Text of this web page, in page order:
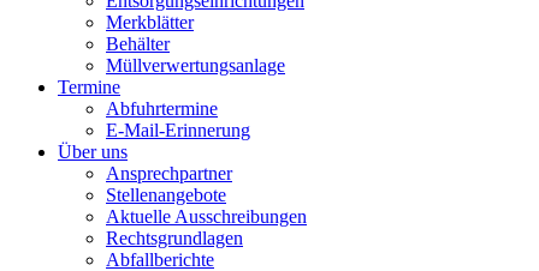
Merkblätter
Behälter
Müllverwertungsanlage
Termine
Abfuhrtermine
E-Mail-Erinnerung
Über uns
Ansprechpartner
Stellenangebote
Aktuelle Ausschreibungen
Rechtsgrundlagen
Abfallberichte